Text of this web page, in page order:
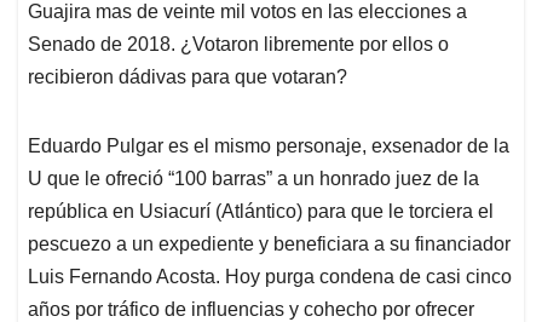
Guajira mas de veinte mil votos en las elecciones a
Senado de 2018. ¿Votaron libremente por ellos o
recibieron dádivas para que votaran?
Eduardo Pulgar es el mismo personaje, exsenador de la
U que le ofreció “100 barras” a un honrado juez de la
república en Usiacurí (Atlántico) para que le torciera el
pescuezo a un expediente y beneficiara a su financiador
Luis Fernando Acosta. Hoy purga condena de casi cinco
años por tráfico de influencias y cohecho por ofrecer